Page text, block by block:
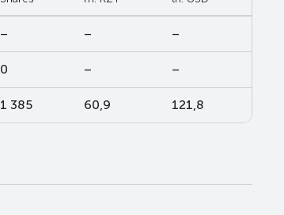
– – –
0 – –
1 385 60,9 121,8